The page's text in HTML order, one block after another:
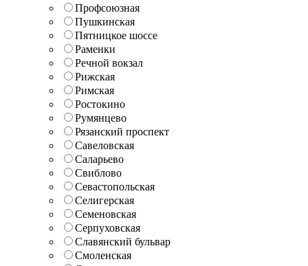
Профсоюзная
Пушкинская
Пятницкое шоссе
Раменки
Речной вокзал
Рижская
Римская
Ростокино
Румянцево
Рязанский проспект
Савеловская
Саларьево
Свиблово
Севастопольская
Селигерская
Семеновская
Серпуховская
Славянский бульвар
Смоленская